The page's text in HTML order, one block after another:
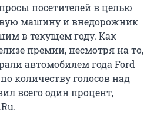
посетителей в целью
машину и внедорожник
в текущем году. Как
премии, несмотря на то,
автомобилем года Ford
количеству голосов над
всего один процент,